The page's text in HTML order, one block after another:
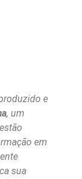
e
, um
em
sua